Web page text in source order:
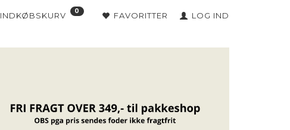
FAVORITTER LOG IND
INDKØBSKURV 0